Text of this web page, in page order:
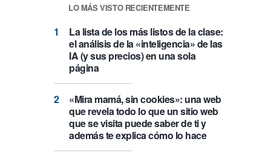
LO MÁS VISTO RECIENTEMENTE
La lista de los más listos de la clase:
el análisis de la «inteligencia» de las
IA (y sus precios) en una sola
página
«Mira mamá, sin cookies»: una web
que revela todo lo que un sitio web
que se visita puede saber de ti y
además te explica cómo lo hace